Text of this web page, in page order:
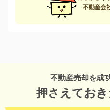
不動産会
不動産売却を成
押さえてお